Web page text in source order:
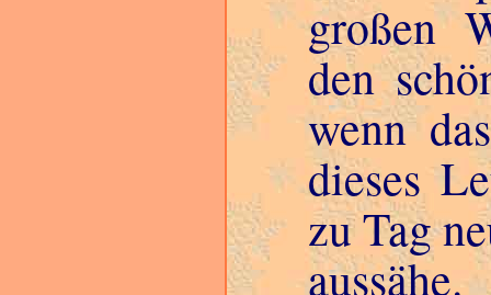
großen
den
wenn
dieses
zu Tag